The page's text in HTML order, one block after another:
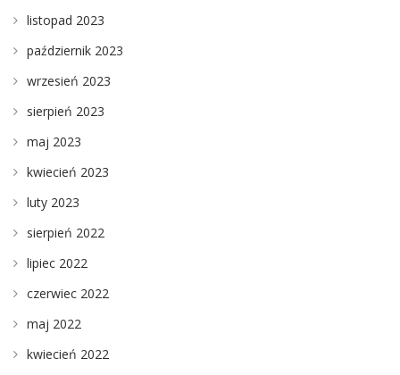
listopad 2023
październik 2023
wrzesień 2023
sierpień 2023
maj 2023
kwiecień 2023
luty 2023
sierpień 2022
lipiec 2022
czerwiec 2022
maj 2022
kwiecień 2022